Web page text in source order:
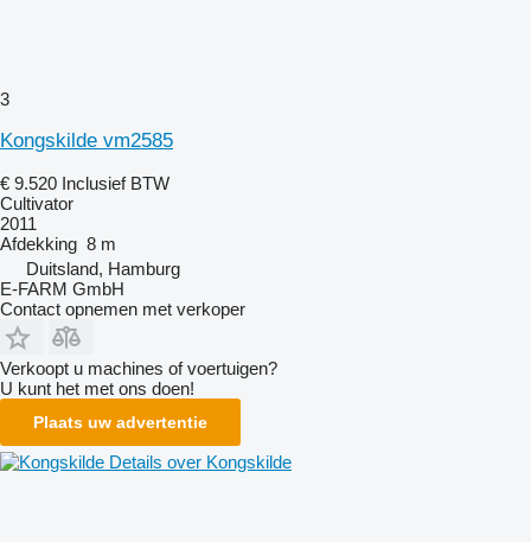
3
Kongskilde vm2585
€ 9.520 Inclusief BTW
Cultivator
2011
Afdekking 8 m
Duitsland, Hamburg
E-FARM GmbH
Contact opnemen met verkoper
Verkoopt u machines of voertuigen?
U kunt het met ons doen!
Plaats uw advertentie
Details over Kongskilde